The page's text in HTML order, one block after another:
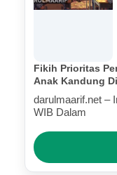
Fikih Prioritas
Anak Kandung
darulmaarif.net –
WIB Dalam